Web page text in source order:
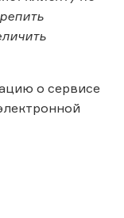
о сервисе